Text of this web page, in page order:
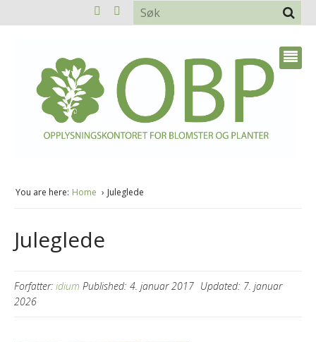
You are here: Home Juleglede
Juleglede
Forfatter: idium Published: 4. januar 2017 Updated: 7. januar
2026